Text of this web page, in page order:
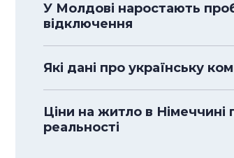
У Молдові наростають
відключення
Які дані про українську
Ціни на житло в
реальності